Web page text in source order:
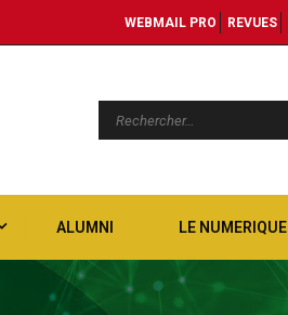
WEBMAIL PRO REVUES
ALUMNI LE NUMERIQUE